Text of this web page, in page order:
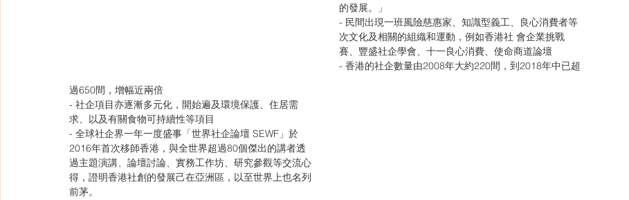
的發展。」
- 民間出現一班風險慈惠家、知識型義工、良心消費者等
次文化及相關的組織和運動，例如香港社 會企業挑戰
賽、豐盛社企學會、十一良心消費、使命商道論壇
- 香港的社企數量由2008年大約220間，到2018年中已超
過650間，增幅近兩倍
- 社企項目亦逐漸多元化，開始遍及環境保護、住居需
求、以及有關食物可持續性等項目
- 全球社企界一年一度盛事「世界社企論壇 SEWF」於
2016年首次移師香港，與全世界超過80個傑出的講者透
過主題演講、論壇討論、實務工作坊、研究參觀等交流心
得，證明香港社創的發展己在亞洲區，以至世界上也名列
前茅。